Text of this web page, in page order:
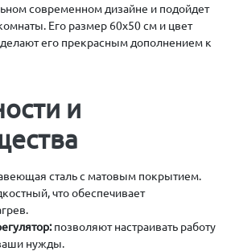
современном дизайне и подойдет
Его размер 60х50 см и цвет
его прекрасным дополнением к
и
сталь с матовым покрытием.
что обеспечивает
позволяют настраивать работу
нужды.